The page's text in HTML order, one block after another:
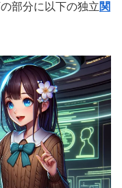
部分に以下の独立関